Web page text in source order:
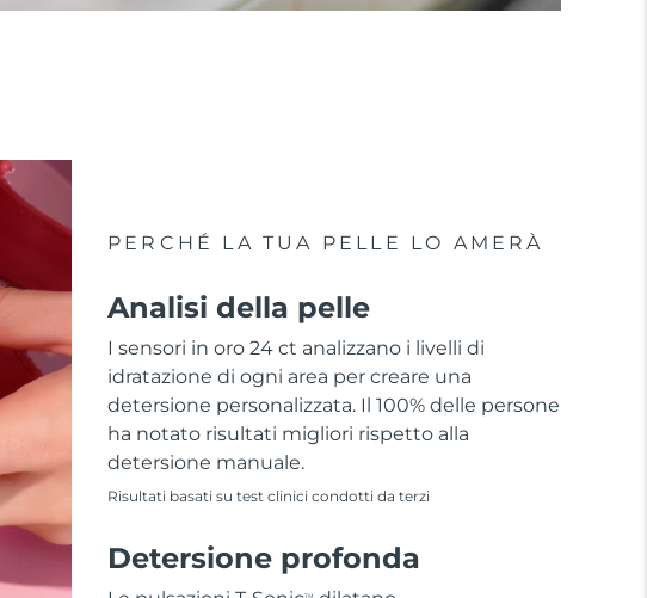
PERCHÉ LA TUA PELLE LO AMERÀ
Analisi della pelle
I sensori in oro 24 ct analizzano i livelli di
idratazione di ogni area per creare una
detersione personalizzata. Il 100% delle persone
ha notato risultati migliori rispetto alla
detersione manuale.
Risultati basati su test clinici condotti da terzi
Detersione profonda
TM